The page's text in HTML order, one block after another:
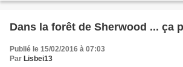
Dans la forêt de Sherwood ... ça
Publié le 15/02/2016 à 07:03
Par Lisbei13